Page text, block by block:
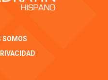
SOMOS